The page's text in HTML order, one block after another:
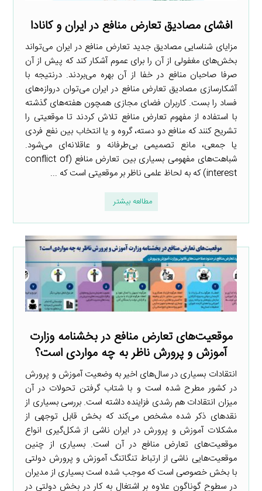
افشای مصادیق تعارض منافع در ایران و کانادا
مزایای شناسایی مصادیق جدید تعارض منافع در ایران می‌تواند
بخش‌های مغفولی از آن را برای عموم آشکار کند که پیش از آن
صرفا صاحبان منافع در خفا از آن بهره می‌بردند. درنتیجه با
آشکارسازی مصادیق تعارض منافع در ایران می‌توان دروازه‌های
فساد را بست. کاربران فضای مجازی همچون هفته‌های گذشته
با استفاده از مفهوم تعارض منافع تلاش کردند تا موقعیتی را
تشریح کنند که منافع دو دسته، گروه و یا انتخاب بین نفع فردی
یا جمعی، مانع تصمیمی بی‌طرفانه و عاقلانه‌ای می‌شود.
شباهت‌های مفهومی بسیاری بین تعارض منافع (conflict of
interest) که به لحاظ علمی ناظر بر موقعیتی است که ...
مطالعه بیشتر
موقعیت‌های تعارض منافع در بخشنامه وزارت
آموزش و پرورش ناظر به چه مواردی است؟
انتقادات بسیاری در سال‌های اخیر به وضعیت آموزش و پرورش
در کشور مطرح شده است و با شتاب گرفتن تحولات در آن
میزان انتقادات هم رشدی فزاینده داشته است. بررسی بسیاری از
نقدهای ذکر شده مشخص می‌کند که بخش قابل توجهی از
مشکلات آموزش و پرورش در ایران ناشی از شکل‌گیری انواع
موقعیت‌های تعارض منافع در آن است. بسیاری از چنین
موقعیت‌هایی ناشی از ارتباط تنگاتنگ آموزش و پرورش دولتی
با بخش خصوصی است که موجب شده است بسیاری از مدیران
در سطوح گوناگون علاوه بر اشتغال به کار در بخش دولتی در